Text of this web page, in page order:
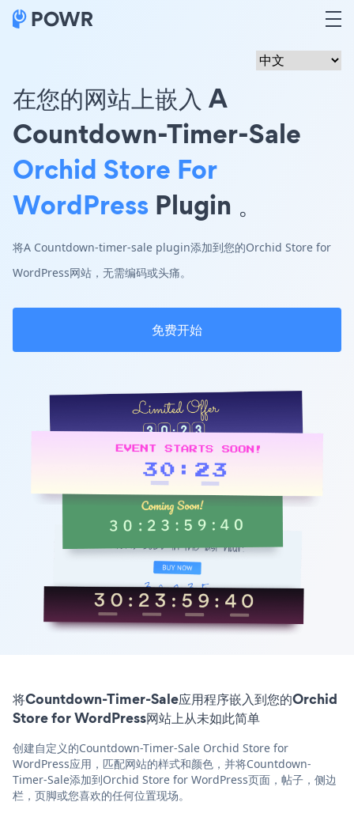
在您的网站上嵌入 A
Countdown-Timer-Sale
Orchid Store For
WordPress Plugin 。
将A Countdown-timer-sale plugin添加到您的Orchid Store for
WordPress网站，无需编码或头痛。
免费开始
将Countdown-Timer-Sale应用程序嵌入到您的Orchid
Store for WordPress网站上从未如此简单
创建自定义的Countdown-Timer-Sale Orchid Store for
WordPress应用，匹配网站的样式和颜色，并将Countdown-
Timer-Sale添加到Orchid Store for WordPress页面，帖子，侧边
栏，页脚或您喜欢的任何位置现场。